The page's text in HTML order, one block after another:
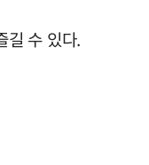
길 수 있다.